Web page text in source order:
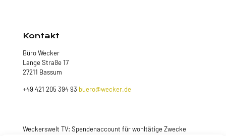
Kontakt
Büro Wecker
Lange Straße 17
27211 Bassum
+49 421 205 394 93 buero@wecker.de
Weckerswelt TV: Spendenaccount für wohltätige Zwecke